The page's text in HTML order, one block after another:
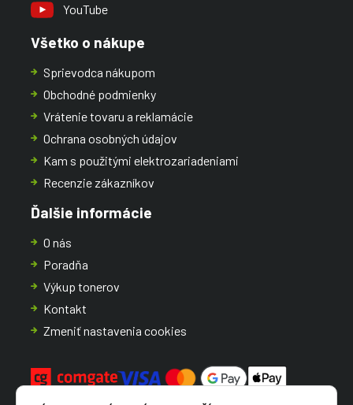
YouTube
Všetko o nákupe
Sprievodca nákupom
Obchodné podmienky
Vrátenie tovaru a reklamácie
Ochrana osobných údajov
Kam s použitými elektrozariadeniami
Recenzie zákazníkov
Ďalšie informácie
O nás
Poradňa
Výkup tonerov
Kontakt
Zmeniť nastavenia cookies